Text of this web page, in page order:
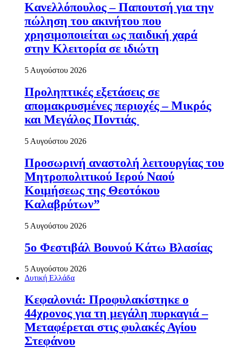
Κανελλόπουλος – Παπουτσή για την
πώληση του ακινήτου που
χρησιμοποιείται ως παιδική χαρά
στην Κλειτορία σε ιδιώτη
5 Αυγούστου 2026
Προληπτικές εξετάσεις σε
απομακρυσμένες περιοχές – Μικρός
και Μεγάλος Ποντιάς
5 Αυγούστου 2026
Προσωρινή αναστολή λειτουργίας του
Μητροπολιτικού Ιερού Ναού
Κοιμήσεως της Θεοτόκου
Καλαβρύτων”
5 Αυγούστου 2026
5ο Φεστιβάλ Βουνού Κάτω Βλασίας
5 Αυγούστου 2026
Δυτική Ελλάδα
Κεφαλονιά: Προφυλακίστηκε ο
44χρονος για τη μεγάλη πυρκαγιά –
Μεταφέρεται στις φυλακές Αγίου
Στεφάνου